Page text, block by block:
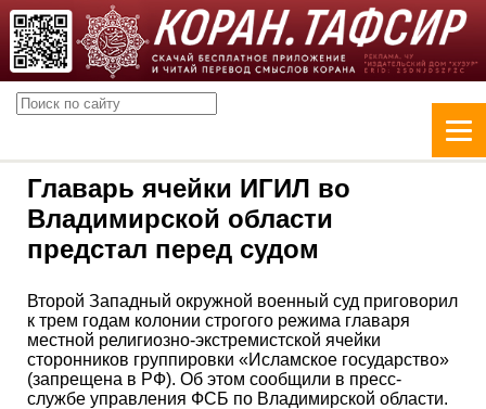
Главарь ячейки ИГИЛ во
Владимирской области
предстал перед судом
Второй Западный окружной военный суд приговорил
к трем годам колонии строгого режима главаря
местной религиозно-экстремистской ячейки
сторонников группировки «Исламское государство»
(запрещена в РФ). Об этом сообщили в пресс-
службе управления ФСБ по Владимирской области.